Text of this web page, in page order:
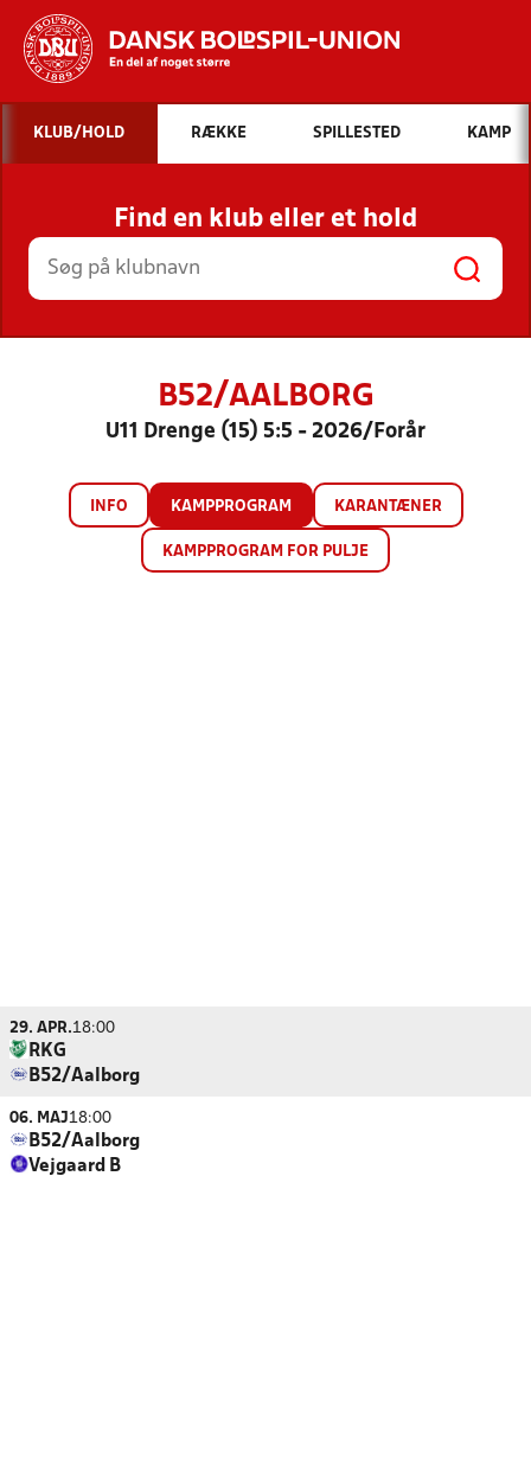
Hvad vil du søge efter?
INDHOLD OG NYHEDER
STILLINGER, RESULTATER, KLUBBER OG
HOLD
KLUB/HOLD RÆKKE SPILLESTED KAMP
Find en klub eller et hold
B52/AALBORG
U11 Drenge (15) 5:5 - 2026/Forår
INFO KAMPPROGRAM KARANTÆNER
KAMPPROGRAM FOR PULJE
29. APR.18:00
RKG
B52/Aalborg
06. MAJ18:00
B52/Aalborg
Vejgaard B